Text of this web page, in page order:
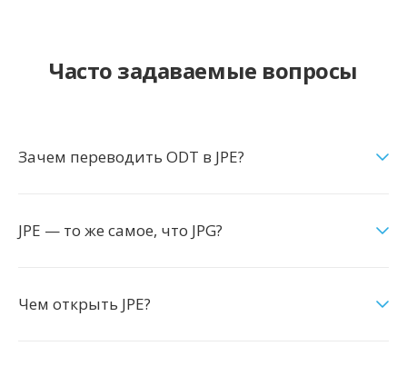
Часто задаваемые вопросы
Зачем переводить ODT в JPE?
JPE — то же самое, что JPG?
Чем открыть JPE?